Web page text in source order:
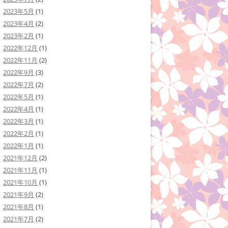
2023年5月 (1)
2023年4月 (2)
2023年2月 (1)
2022年12月 (1)
2022年11月 (2)
2022年9月 (3)
2022年7月 (2)
2022年5月 (1)
2022年4月 (1)
2022年3月 (1)
2022年2月 (1)
2022年1月 (1)
2021年12月 (2)
2021年11月 (1)
2021年10月 (1)
2021年9月 (2)
2021年8月 (1)
2021年7月 (2)